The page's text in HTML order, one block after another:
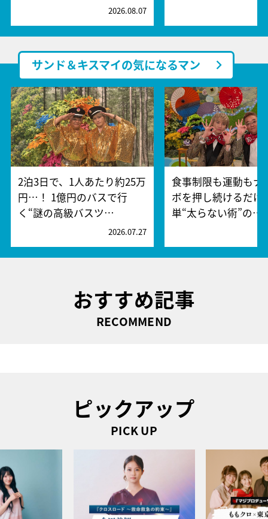
2026.08.07
サンド＆キスマイの気になるマン
2泊3日で、1人あたり約25万
円…！ 1億円のバスで行
く“謎の高級バスツ…
2026.07.27
食事制限も運動もナ
ボを押し続けるだけ
単“太らない術”の…
おすすめ記事
RECOMMEND
ピックアップ
PICK UP